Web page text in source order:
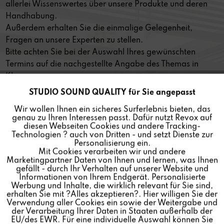
allerlei Wissenswertes über unsere Produkte und deren
Handhabung.
Außerdem erhalten Sie die einmalige Gelegenheit,
Fragen an unsere Experten zu stellen.
Bitte achten Sie bei der Auswahl Ihres gewünschten
Termins auf die nachgestellte Angabe des Themas in
Klammern:
+ (B77 MK III) für die TonbandmaschineRevox B77 MK III
Stereo Tape Recorder,
+ (Master Tapes) für das Sortiment anTonbändern.
Sie erhalten mit der Bestätigungsmail den Link zur
Teilnahme an Ihrem entsprechenden TEAMS-Meeting.
Produktpräsentation
Funktionale Aktiv
Marketing Inaktiv
Tracking Inaktiv
Personalisierung Inaktiv
Service Inaktiv
STUDIO SOUND QUALITY für Sie angepasst
Wir wollen Ihnen ein sicheres Surferlebnis bieten, das
genau zu Ihren Interessen passt. Dafür nutzt Revox auf
diesen Webseiten Cookies und andere Tracking-
Technologien ? auch von Dritten - und setzt Dienste zur
Personalisierung ein.
Mit Cookies verarbeiten wir und andere
Marketingpartner Daten von Ihnen und lernen, was Ihnen
gefällt - durch Ihr Verhalten auf unserer Website und
Informationen von Ihrem Endgerät. Personalisierte
Werbung und Inhalte, die wirklich relevant für Sie sind,
erhalten Sie mit ?Alles akzeptieren?. Hier willigen Sie der
Verwendung aller Cookies ein sowie der Weitergabe und
der Verarbeitung Ihrer Daten in Staaten außerhalb der
EU/des EWR. Für eine individuelle Auswahl können Sie